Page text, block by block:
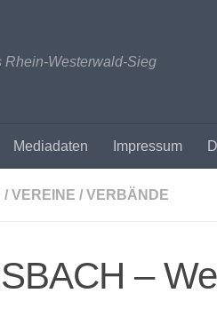
Rhein-Westerwald-Sieg
Mediadaten Impressum
/ VEREINE / VERBÄNDE
–